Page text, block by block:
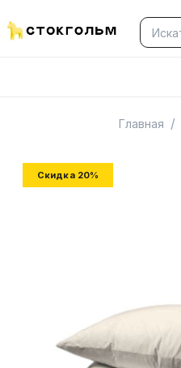
Главная /
Скидка 20%